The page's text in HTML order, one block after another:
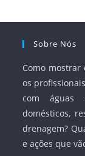
Sobre Nós
Como mostrar
os
com águas
domésticos,
drenagem?
e ações que